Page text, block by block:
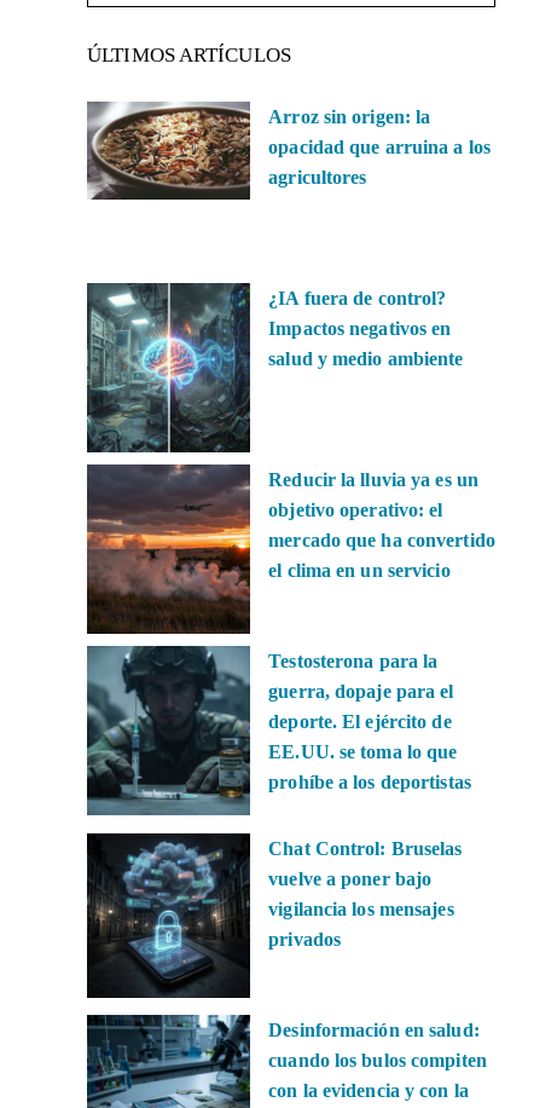
ÚLTIMOS ARTÍCULOS
Arroz sin origen: la
opacidad que arruina a los
agricultores
¿IA fuera de control?
Impactos negativos en
salud y medio ambiente
Reducir la lluvia ya es un
objetivo operativo: el
mercado que ha convertido
el clima en un servicio
Testosterona para la
guerra, dopaje para el
deporte. El ejército de
EE.UU. se toma lo que
prohíbe a los deportistas
Chat Control: Bruselas
vuelve a poner bajo
vigilancia los mensajes
privados
Desinformación en salud:
cuando los bulos compiten
con la evidencia y con la